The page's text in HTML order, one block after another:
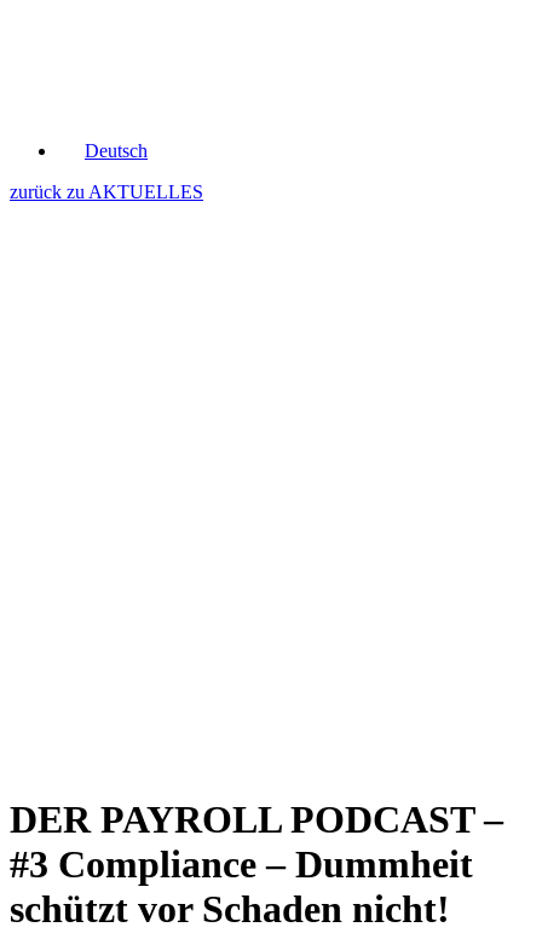
Deutsch
zurück zu AKTUELLES
DER PAYROLL PODCAST –
#3 Compliance – Dummheit
schützt vor Schaden nicht!